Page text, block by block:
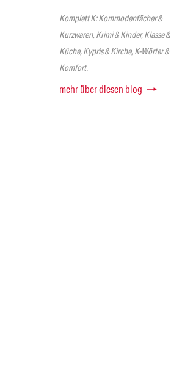
Komplett K: Kommodenfächer &
Kurzwaren, Krimi & Kinder, Klasse &
Küche, Kypris & Kirche, K-Wörter &
Komfort.
mehr über diesen blog